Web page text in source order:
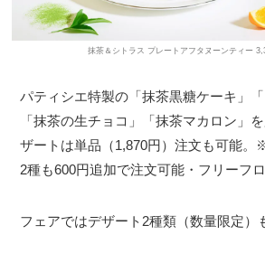
抹茶＆シトラス プレートアフタヌーンティー
パティシエ特製の「抹茶黒糖ケーキ」「
「抹茶の生チョコ」「抹茶マカロン」
ザートは単品（1,870円）注文も可能。
2種も600円追加で注文可能・フリーフ
フェアではデザート2種類（数量限定）